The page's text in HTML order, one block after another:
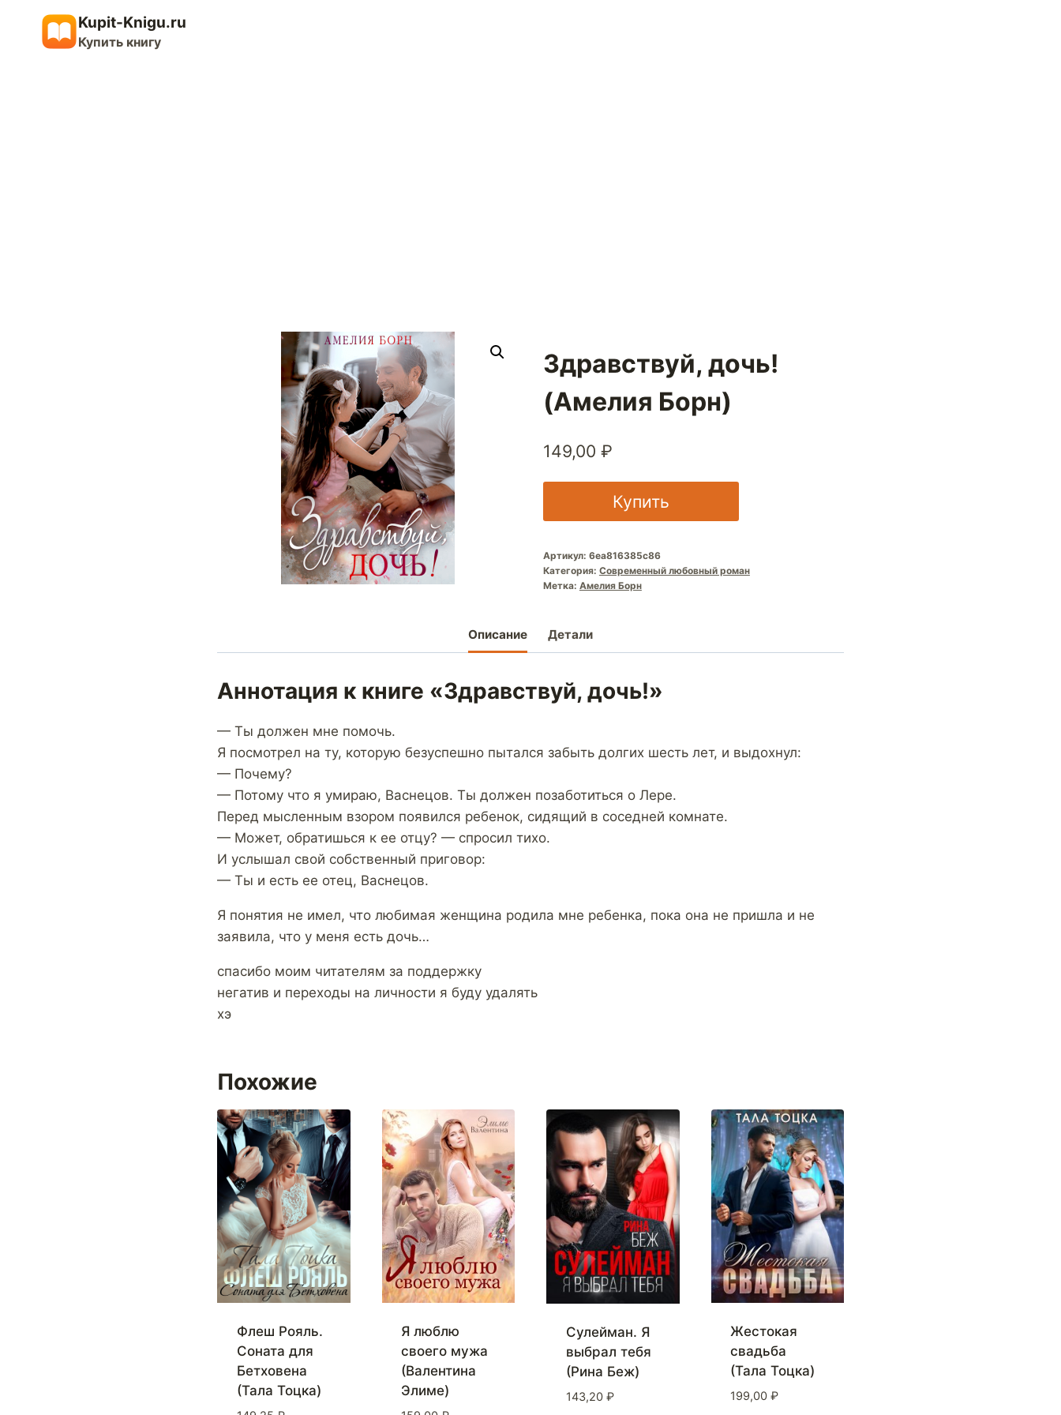
содержимому
Kupit-Knigu.ru
Купить книгу
Здравствуй, дочь!
(Амелия Борн)
149,00 ₽
Купить
Артикул: 6ea816385c86
Категория: Современный любовный роман
Метка: Амелия Борн
Описание Детали
Аннотация к книге «Здравствуй, дочь!»
— Ты должен мне помочь.
Я посмотрел на ту, которую безуспешно пытался забыть долгих шесть лет, и выдохнул:
— Почему?
— Потому что я умираю, Васнецов. Ты должен позаботиться о Лере.
Перед мысленным взором появился ребенок, сидящий в соседней комнате.
— Может, обратишься к ее отцу? — спросил тихо.
И услышал свой собственный приговор:
— Ты и есть ее отец, Васнецов.
Я понятия не имел, что любимая женщина родила мне ребенка, пока она не пришла и не
заявила, что у меня есть дочь…
спасибо моим читателям за поддержку
негатив и переходы на личности я буду удалять
хэ
Похожие
Флеш Рояль.
Соната для
Бетховена
(Тала Тоцка)
Я люблю
своего мужа
(Валентина
Элиме)
Сулейман. Я
выбрал тебя
(Рина Беж)
143,20 ₽
Жестокая
свадьба
(Тала Тоцка)
199,00 ₽